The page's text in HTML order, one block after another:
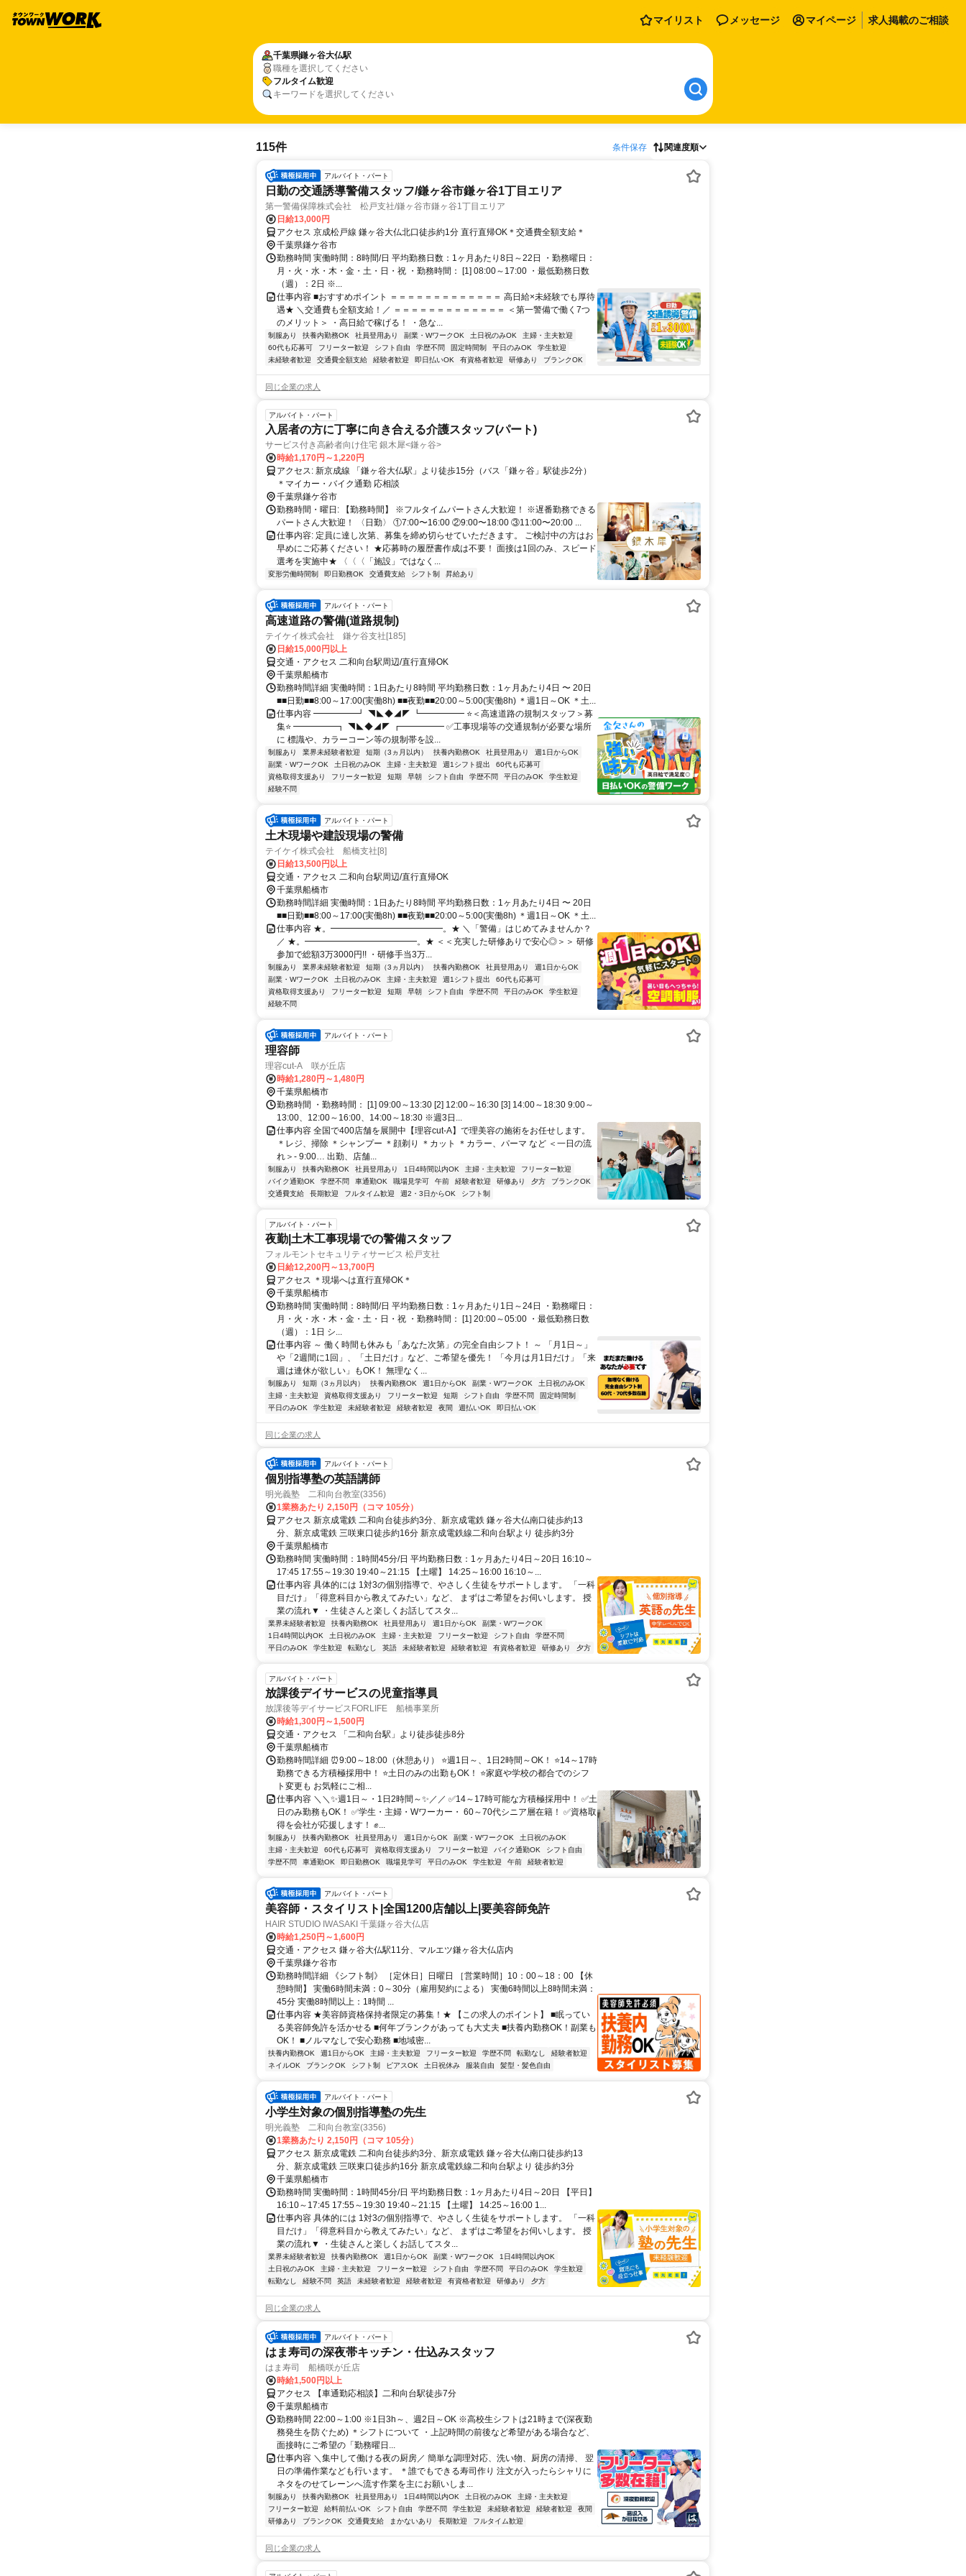
マイリスト メッセージ マイページ 求人掲載のご相談
千葉県鎌ヶ谷大仏駅
職種を選択してください
フルタイム歓迎
キーワードを選択してください
115件 条件保存 関連度順
アルバイト・パート
日勤の交通誘導警備スタッフ/鎌ヶ谷市鎌ヶ谷1丁目エリア
第一警備保障株式会社 松戸支社/鎌ヶ谷市鎌ヶ谷1丁目エリア
日給13,000円
アクセス 京成松戸線 鎌ヶ谷大仏北口徒歩約1分 直行直帰OK＊交通費全額支給＊
千葉県鎌ケ谷市
勤務時間 実働時間：8時間/日 平均勤務日数：1ヶ月あたり8日～22日 ・勤務曜日：
月・火・水・木・金・土・日・祝 ・勤務時間： [1] 08:00～17:00 ・最低勤務日数
（週）：2日 ※...
仕事内容 ■おすすめポイント ＝＝＝＝＝＝＝＝＝＝＝＝＝ 高日給×未経験でも厚待
遇★ ＼交通費も全額支給！／ ＝＝＝＝＝＝＝＝＝＝＝＝＝ ＜第一警備で働く7つ
のメリット＞ ・高日給で稼げる！ ・急な...
制服あり 扶養内勤務OK 社員登用あり 副業・WワークOK 土日祝のみOK
主婦・主夫歓迎
60代も応募可
フリーター歓迎 シフト自由 学歴不問 固定時間制 平日のみOK
学生歓迎
未経験者歓迎
交通費全額支給 経験者歓迎 即日払いOK 有資格者歓迎 研修あり ブランクOK
同じ企業の求人
アルバイト・パート
入居者の方に丁寧に向き合える介護スタッフ(パート)
サービス付き高齢者向け住宅 銀木犀<鎌ヶ谷>
時給1,170円～1,220円
アクセス: 新京成線 「鎌ヶ谷大仏駅」より徒歩15分（バス「鎌ヶ谷」駅徒歩2分）
＊マイカー・バイク通勤 応相談
千葉県鎌ケ谷市
勤務時間・曜日: 【勤務時間】 ※フルタイムパートさん大歓迎！ ※遅番勤務できる
パートさん大歓迎！ 〈日勤〉 ①7:00〜16:00 ②9:00〜18:00 ③11:00〜20:00 ...
仕事内容: 定員に達し次第、募集を締め切らせていただきます。 ご検討中の方はお
早めにご応募ください！ ★応募時の履歴書作成は不要！ 面接は1回のみ、スピード
選考を実施中★ 〈〈〈「施設」ではなく...
変形労働時間制 即日勤務OK 交通費支給 シフト制 昇給あり
アルバイト・パート
高速道路の警備(道路規制)
テイケイ株式会社 鎌ケ谷支社[185]
日給15,000円以上
交通・アクセス 二和向台駅周辺/直行直帰OK
千葉県船橋市
勤務時間詳細 実働時間：1日あたり8時間 平均勤務日数：1ヶ月あたり4日 〜 20日
■■日勤■■8:00～17:00(実働8h) ■■夜勤■■20:00～5:00(実働8h) ＊週1日～OK ＊土...
仕事内容 ━━━━━┛ ◥◣◆◢◤ ┗━━━━━ ⭐＜高速道路の規制スタッフ＞募
集⭐ ━━━━━┓ ◥◣◆◢◤ ┏━━━━━ ✅工事現場等の交通規制が必要な場所
に 標識や、カラーコーン等の規制帯を設...
制服あり 業界未経験者歓迎 短期（3ヵ月以内） 扶養内勤務OK 社員登用あり
週1日からOK
副業・WワークOK
土日祝のみOK 主婦・主夫歓迎 週1シフト提出
60代も応募可
資格取得支援あり
フリーター歓迎 短期 早朝 シフト自由 学歴不問 平日のみOK
学生歓迎
経験不問
アルバイト・パート
土木現場や建設現場の警備
テイケイ株式会社 船橋支社[8]
日給13,500円以上
交通・アクセス 二和向台駅周辺/直行直帰OK
千葉県船橋市
勤務時間詳細 実働時間：1日あたり8時間 平均勤務日数：1ヶ月あたり4日 〜 20日
■■日勤■■8:00～17:00(実働8h) ■■夜勤■■20:00～5:00(実働8h) ＊週1日～OK ＊土...
仕事内容 ★。━━━━━━━━━━━━━。★ ＼「警備」はじめてみませんか？
／ ★。━━━━━━━━━━━━━。★ ＜＜充実した研修ありで安心◎＞＞ 研修
参加で総額3万3000円!! ・研修手当3万...
制服あり 業界未経験者歓迎 短期（3ヵ月以内） 扶養内勤務OK 社員登用あり
週1日からOK
副業・WワークOK
土日祝のみOK 主婦・主夫歓迎 週1シフト提出
60代も応募可
資格取得支援あり
フリーター歓迎 短期 早朝 シフト自由 学歴不問 平日のみOK
学生歓迎
経験不問
アルバイト・パート
理容師
理容cut-A 咲が丘店
時給1,280円～1,480円
千葉県船橋市
勤務時間 ・勤務時間： [1] 09:00～13:30 [2] 12:00～16:30 [3] 14:00～18:30 9:00～
13:00、12:00～16:00、14:00～18:30 ※週3日...
仕事内容 全国で400店舗を展開中【理容cut-A】で理美容の施術をお任せします。
＊レジ、掃除 ＊シャンプー ＊顔剃り ＊カット ＊カラー、パーマ など ＜一日の流
れ＞- 9:00… 出勤、店舗...
制服あり 扶養内勤務OK 社員登用あり 1日4時間以内OK 主婦・主夫歓迎
フリーター歓迎
バイク通勤OK
学歴不問 車通勤OK 職場見学可 午前 経験者歓迎 研修あり 夕方
ブランクOK
交通費支給
長期歓迎 フルタイム歓迎 週2・3日からOK シフト制
アルバイト・パート
夜勤|土木工事現場での警備スタッフ
フォルモントセキュリティサービス 松戸支社
日給12,200円～13,700円
アクセス ＊現場へは直行直帰OK＊
千葉県船橋市
勤務時間 実働時間：8時間/日 平均勤務日数：1ヶ月あたり1日～24日 ・勤務曜日：
月・火・水・木・金・土・日・祝 ・勤務時間： [1] 20:00～05:00 ・最低勤務日数
（週）：1日 シ...
仕事内容 ～ 働く時間も休みも「あなた次第」の完全自由シフト！ ～ 「月1日～」
や「2週間に1回」、「土日だけ」など、ご希望を優先！ 「今月は月1日だけ」「来
週は連休が欲しい」もOK！ 無理なく...
制服あり 短期（3ヵ月以内） 扶養内勤務OK 週1日からOK 副業・WワークOK
土日祝のみOK
主婦・主夫歓迎
資格取得支援あり フリーター歓迎 短期 シフト自由 学歴不問
固定時間制
平日のみOK
学生歓迎 未経験者歓迎 経験者歓迎 夜間 週払いOK 即日払いOK
同じ企業の求人
アルバイト・パート
個別指導塾の英語講師
明光義塾 二和向台教室(3356)
1業務あたり 2,150円（コマ 105分）
アクセス 新京成電鉄 二和向台徒歩約3分、新京成電鉄 鎌ヶ谷大仏南口徒歩約13
分、新京成電鉄 三咲東口徒歩約16分 新京成電鉄線二和向台駅より 徒歩約3分
千葉県船橋市
勤務時間 実働時間：1時間45分/日 平均勤務日数：1ヶ月あたり4日～20日 16:10～
17:45 17:55～19:30 19:40～21:15 【土曜】 14:25～16:00 16:10～...
仕事内容 具体的には 1対3の個別指導で、やさしく生徒をサポートします。 「一科
目だけ」「得意科目から教えてみたい」など、 まずはご希望をお伺いします。 授
業の流れ▼ ・生徒さんと楽しくお話してスタ...
業界未経験者歓迎 扶養内勤務OK 社員登用あり 週1日からOK
副業・WワークOK
1日4時間以内OK
土日祝のみOK 主婦・主夫歓迎 フリーター歓迎 シフト自由
学歴不問
平日のみOK
学生歓迎 転勤なし 英語 未経験者歓迎 経験者歓迎 有資格者歓迎 研修あり 夕方
アルバイト・パート
放課後デイサービスの児童指導員
放課後等デイサービスFORLIFE 船橋事業所
時給1,300円～1,500円
交通・アクセス 「二和向台駅」より徒歩徒歩8分
千葉県船橋市
勤務時間詳細 ⏰9:00～18:00（休憩あり） ⭐週1日～、1日2時間～OK！ ⭐14～17時
勤務できる方積極採用中！ ⭐土日のみの出勤もOK！ ⭐家庭や学校の都合でのシフ
ト変更も お気軽にご相...
仕事内容 ＼＼✨週1日～・1日2時間～✨／／ ✅14～17時可能な方積極採用中！ ✅土
日のみ勤務もOK！ ✅学生・主婦・Wワーカー・ 60～70代シニア層在籍！ ✅資格取
得を会社が応援します！ ✊...
制服あり 扶養内勤務OK 社員登用あり 週1日からOK 副業・WワークOK
土日祝のみOK
主婦・主夫歓迎
60代も応募可 資格取得支援あり フリーター歓迎 バイク通勤OK
シフト自由
学歴不問
車通勤OK 即日勤務OK 職場見学可 平日のみOK 学生歓迎 午前 経験者歓迎
アルバイト・パート
美容師・スタイリスト|全国1200店舗以上|要美容師免許
HAIR STUDIO IWASAKI 千葉鎌ヶ谷大仏店
時給1,250円～1,600円
交通・アクセス 鎌ヶ谷大仏駅11分、マルエツ鎌ヶ谷大仏店内
千葉県鎌ケ谷市
勤務時間詳細 《シフト制》 ［定休日］日曜日 ［営業時間］10：00～18：00 【休
憩時間】 実働6時間未満：0～30分（雇用契約による） 実働6時間以上8時間未満：
45分 実働8時間以上：1時間 ...
仕事内容 ★美容師資格保持者限定の募集！★ 【この求人のポイント】 ■眠ってい
る美容師免許を活かせる ■何年ブランクがあっても大丈夫 ■扶養内勤務OK！副業も
OK！ ■ノルマなしで安心勤務 ■地域密...
扶養内勤務OK 週1日からOK 主婦・主夫歓迎 フリーター歓迎 学歴不問 転勤なし
経験者歓迎
ネイルOK
ブランクOK シフト制 ピアスOK 土日祝休み 服装自由 髪型・髪色自由
アルバイト・パート
小学生対象の個別指導塾の先生
明光義塾 二和向台教室(3356)
1業務あたり 2,150円（コマ 105分）
アクセス 新京成電鉄 二和向台徒歩約3分、新京成電鉄 鎌ヶ谷大仏南口徒歩約13
分、新京成電鉄 三咲東口徒歩約16分 新京成電鉄線二和向台駅より 徒歩約3分
千葉県船橋市
勤務時間 実働時間：1時間45分/日 平均勤務日数：1ヶ月あたり4日～20日 【平日】
16:10～17:45 17:55～19:30 19:40～21:15 【土曜】 14:25～16:00 1...
仕事内容 具体的には 1対3の個別指導で、やさしく生徒をサポートします。 「一科
目だけ」「得意科目から教えてみたい」など、 まずはご希望をお伺いします。 授
業の流れ▼ ・生徒さんと楽しくお話してスタ...
業界未経験者歓迎 扶養内勤務OK 週1日からOK 副業・WワークOK
1日4時間以内OK
土日祝のみOK
主婦・主夫歓迎 フリーター歓迎 シフト自由 学歴不問 平日のみOK
学生歓迎
転勤なし
経験不問 英語 未経験者歓迎 経験者歓迎 有資格者歓迎 研修あり 夕方
同じ企業の求人
アルバイト・パート
はま寿司の深夜帯キッチン・仕込みスタッフ
はま寿司 船橋咲が丘店
時給1,500円以上
アクセス 【車通勤応相談】二和向台駅徒歩7分
千葉県船橋市
勤務時間 22:00～1:00 ※1日3h～、週2日～OK ※高校生シフトは21時まで(深夜勤
務発生を防ぐため) ＊シフトについて ・上記時間の前後など希望がある場合など、
面接時にご希望の「勤務曜日...
仕事内容 ＼集中して働ける夜の厨房／ 簡単な調理対応、洗い物、厨房の清掃、 翌
日の準備作業なども行います。 ＊誰でもできる寿司作り 注文が入ったらシャリに
ネタをのせてレーンへ流す作業を主にお願いしま...
制服あり 扶養内勤務OK 社員登用あり 1日4時間以内OK 土日祝のみOK
主婦・主夫歓迎
フリーター歓迎
給料前払いOK シフト自由 学歴不問 学生歓迎 未経験者歓迎 経験者歓迎
夜間
研修あり
ブランクOK 交通費支給 まかないあり 長期歓迎 フルタイム歓迎
同じ企業の求人